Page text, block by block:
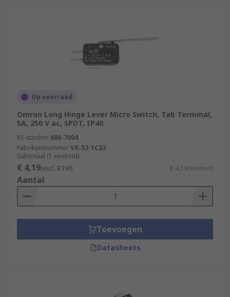
Op voorraad
Omron Long Hinge Lever Micro Switch, Tab Terminal,
5A, 250 V ac, SPDT, IP40
RS-stocknr. 686-7004
FabrikantnummerVX-53-1C23
Subtotaal (1 eenheid)
€ 4,19(excl. BTW) € 4,19/eenheid
Aantal
Toevoegen
Datasheets